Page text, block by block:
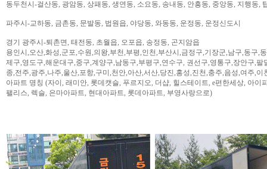
동두천시-걸산동, 광암동, 상패동, 생연동, 소요동, 송내동, 안흥동, 중앙동, 지행동,
파주시-교하동, 금촌동, 문발동, 법원읍, 야당동, 와동동, 운정동, 운정신도시
경기 광주시-퇴촌면, 태전동, 초월읍, 오포읍, 송정동, 곤지암읍
용인시,오산,화성,군포,수원,의왕,부천,부평,인천,부산시,금정구,기장군,남구,동구,
제구,영도구,해운대구,중구,계양구,남동구,부평구,연수구, 권선구,영통구,장안구,
종,전주,광주,나주,울산,포항,구미,천안,아산,서산,당진,홍성,진천,충주,음성,여주,이
아파트 명칭 (자이, 래미안, 롯데캣슬, 푸르지오, 더샵, 힐스테이트, e편한세상, 아이
팰리스, 렉슬, 은마아파트, 현대아파트, 롯데아파트, 부영사랑으로)